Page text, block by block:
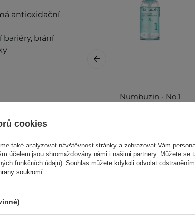
antioxidační
brání
Numbuzin - No.1
na obličej - 50 ml
cookies
také analyzovat návštěvnost stránky a zobrazovat Vám
účelem jsou shromažďovány námi i našimi partnery. Můžete se
funkčních údajů). Souhlas můžete kdykoli odvolat
soukromí